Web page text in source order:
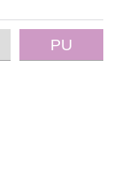
PU